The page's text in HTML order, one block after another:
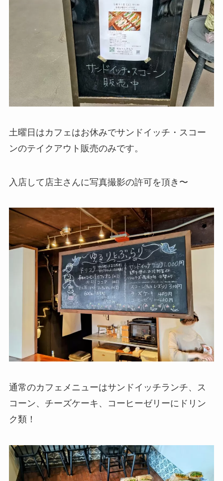
土曜日はカフェはお休みでサンドイッチ・スコー
ンのテイクアウト販売のみです。
入店して店主さんに写真撮影の許可を頂き〜
通常のカフェメニューはサンドイッチランチ、ス
コーン、チーズケーキ、コーヒーゼリーにドリン
ク類！